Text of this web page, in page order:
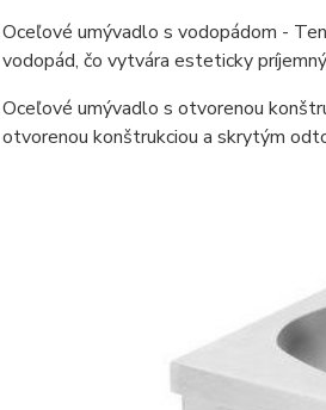
Oceľové umývadlo s vodopádom -
vodopád, čo vytvára esteticky
Oceľové umývadlo s otvorenou
otvorenou konštrukciou a skrytým